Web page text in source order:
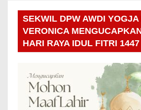
SEKWIL DPW AWDI
VERONICA
HARI RAYA IDUL FITRI 1447